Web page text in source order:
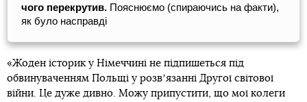
чого перекрутив. Пояснюємо (спираючись на факти),
як було насправді
«Жоден історик у Німеччині не підпишеться під
обвинуваченням Польщі у розвʼязанні Другої світової
війни. Це дуже дивно. Можу припустити, що мої колеги